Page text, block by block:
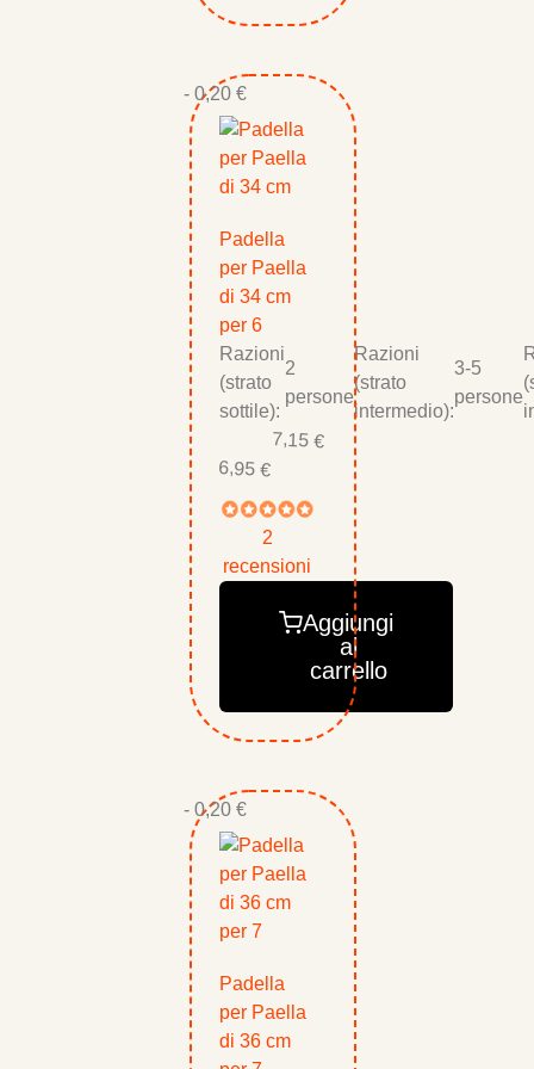
- 0,20 €
Padella
per Paella
di 34 cm
per 6
Razioni
(strato
sottile):
2
persone
Razioni
(strato
intermedio):
3-5
persone
6,95 €
7,15 €
2
recensioni
Aggiungi
al
carrello
- 0,20 €
Padella
per Paella
di 36 cm